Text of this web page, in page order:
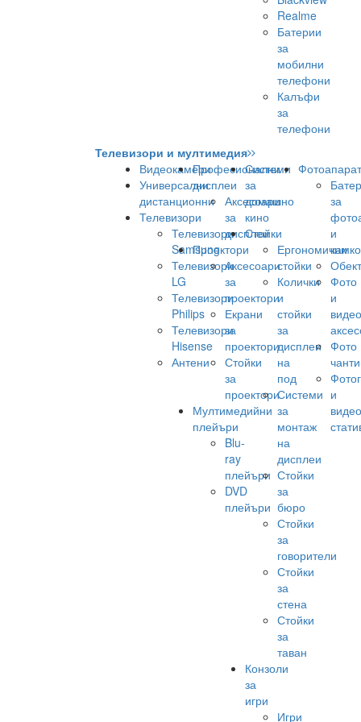
Realme
Батерии
за
мобилни
телефони
Калъфи
за
телефони
Телевизори и мултимедия
Видеокамери
Универсални
дистанционни
Телевизори
Телевизори
Samsung
Телевизори
LG
Телевизори
Philips
Телевизори
Hisense
Антени
Професионални
дисплеи
Аксесоари
за
дисплеи
Проектори
Аксесоари
за
проектори
Екрани
за
проектори
Стойки
за
проектори
Мултимедийни
плейъри
Blu-
ray
плейъри
DVD
плейъри
Системи
за
домашно
кино
Стойки
Ергономични
стойки
Колички
и
стойки
за
дисплеи
на
под
Системи
за
монтаж
на
дисплеи
Стойки
за
бюро
Стойки
за
говорители
Стойки
за
стена
Стойки
за
таван
Конзоли
за
игри
Игри
за
и
Фото
и
видео
Фото
чанти
и
видео